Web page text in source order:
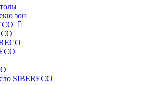
зон
SIBERECO